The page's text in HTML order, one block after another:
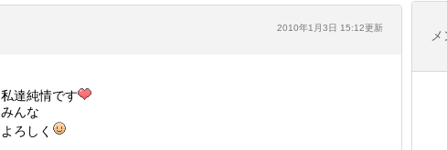
2010年1月3日 15:12更新
私達純情です
みんな
よろしく